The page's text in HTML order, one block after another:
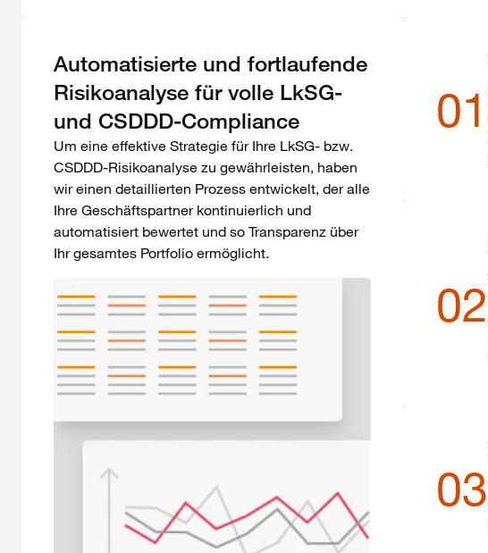
Automatisierte und fortlaufende
Risikoanalyse für volle LkSG-
und CSDDD-Compliance
Um eine effektive Strategie für Ihre LkSG- bzw.
CSDDD-Risikoanalyse zu gewährleisten, haben
wir einen detaillierten Prozess entwickelt, der alle
Ihre Geschäftspartner kontinuierlich und
automatisiert bewertet und so Transparenz über
Ihr gesamtes Portfolio ermöglicht.
01
02
03